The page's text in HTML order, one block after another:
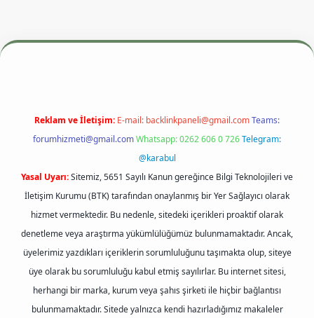
betexper.xyzm elexbet
Reklam ve İletişim: E-mail: backlinkpaneli@gmail.comTeams:
forumhizmeti@gmail.comWhatsapp: 0262 606 0 726Telegram:
@karabul
Yasal Uyarı:Sitemiz, 5651 Sayılı Kanun gereğince Bilgi Teknolojileri ve
İletişim Kurumu (BTK) tarafından onaylanmış bir Yer Sağlayıcı olarak
hizmet vermektedir. Bu nedenle, sitedeki içerikleri proaktif olarak
denetleme veya araştırma yükümlülüğümüz bulunmamaktadır. Ancak,
üyelerimiz yazdıkları içeriklerin sorumluluğunu taşımakta olup, siteye
üye olarak bu sorumluluğu kabul etmiş sayılırlar. Bu internet sitesi,
herhangi bir marka, kurum veya şahıs şirketi ile hiçbir bağlantısı
bulunmamaktadır. Sitede yalnızca kendi hazırladığımız makaleler